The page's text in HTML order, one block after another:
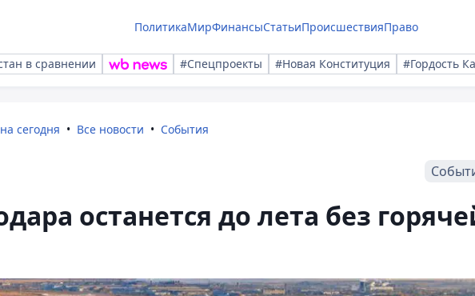
ПолитикаМирФинансыСтатьиПроисшествияПраво
в сравнении #Спецпроекты #Новая Конституция #Гордость
сегодня Все новости События
останется до лета без